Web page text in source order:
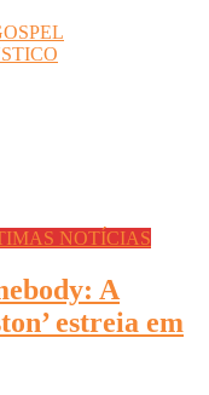
NOTÍCIAS
A
estreia em